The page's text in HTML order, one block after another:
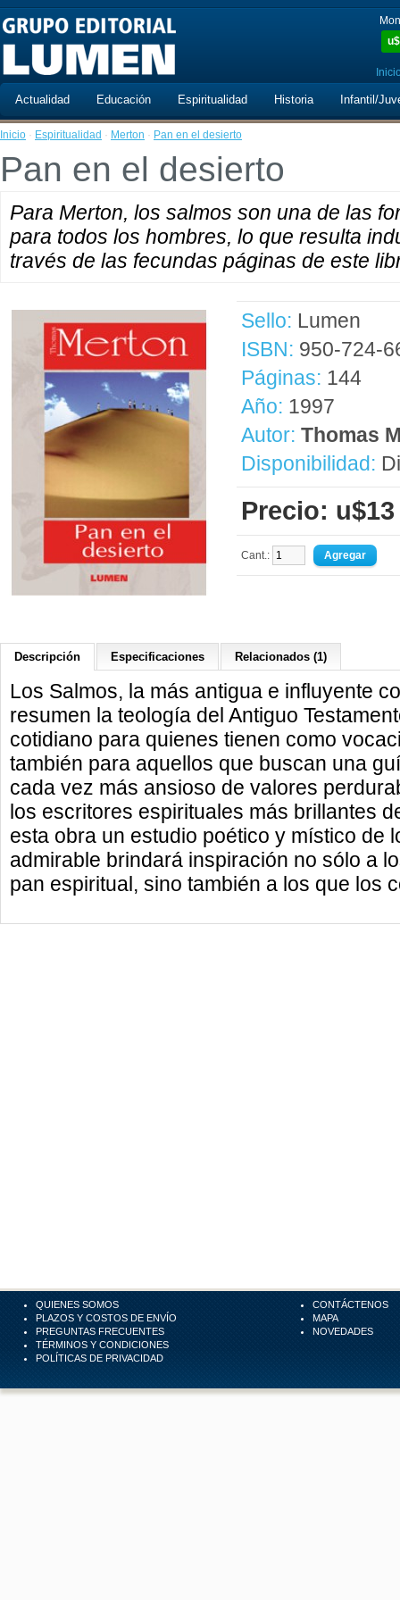
u$
Actualidad Educación Espiritualidad Historia Infantil/
Inicio · Espiritualidad · Merton · Pan en el desierto
Pan en el desierto
Para Merton, los salmos son una de las
para todos los hombres, lo que resulta
través de las fecundas páginas de este
Sello: Lumen
ISBN: 950-724-
Páginas: 144
Año: 1997
Autor: Thomas
Disponibilidad:
Precio: u$13
Cant.:
Descripción Especificaciones Relacionados (1)
Los Salmos, la más antigua e influyente
resumen la teología del Antiguo
cotidiano para quienes tienen como
también para aquellos que buscan una
cada vez más ansioso de valores
los escritores espirituales más brillantes
esta obra un estudio poético y místico de
admirable brindará inspiración no sólo a
pan espiritual, sino también a los que los
QUIENES SOMOS
PLAZOS Y COSTOS DE ENVÍO
PREGUNTAS FRECUENTES
TÉRMINOS Y CONDICIONES
POLÍTICAS DE PRIVACIDAD
CONTÁCTENOS
MAPA
NOVEDADES